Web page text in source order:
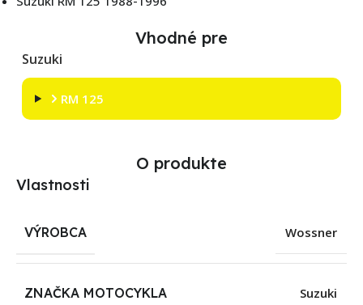
Vhodné pre
Suzuki
RM 125
O produkte
Vlastnosti
VÝROBCA Wossner
ZNAČKA MOTOCYKLA Suzuki